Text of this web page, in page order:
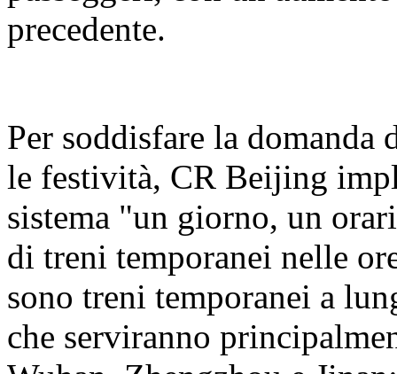
precedente.
Per soddisfare la domanda
le festività, CR Beijing
sistema "un giorno, un
di treni temporanei nelle
sono treni temporanei a
che serviranno